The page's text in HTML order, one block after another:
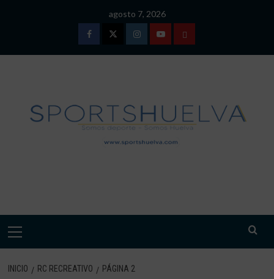
agosto 7, 2026
FacebookTwitterInstagramYoutubeTÉRMINOS
DE
USO
Menú
INICIO RC RECREATIVO PÁGINA 2